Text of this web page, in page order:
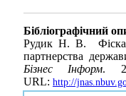
Бібліографічний
Рудик Н. В.
партнерства
Бізнес Інформ.
URL: http://